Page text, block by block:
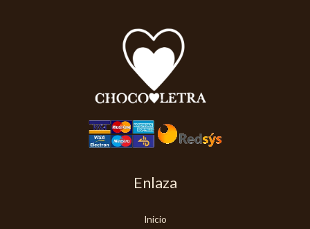
Enlaza
Inicio